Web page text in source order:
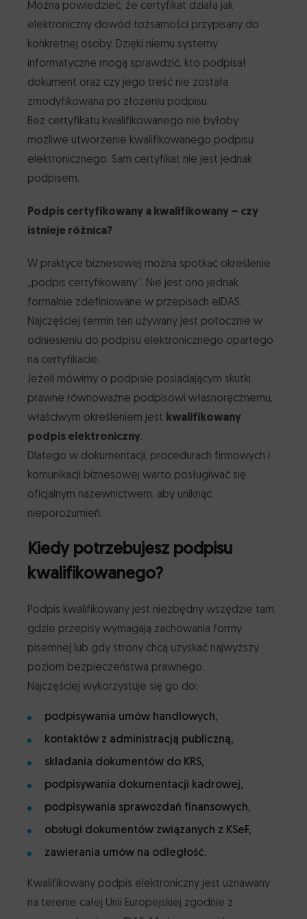
Można powiedzieć, że certyfikat działa jak
elektroniczny dowód tożsamości przypisany do
konkretnej osoby. Dzięki niemu systemy
informatyczne mogą sprawdzić, kto podpisał
dokument oraz czy jego treść nie została
zmodyfikowana po złożeniu podpisu.
Bez certyfikatu kwalifikowanego nie byłoby
możliwe utworzenie kwalifikowanego podpisu
elektronicznego. Sam certyfikat nie jest jednak
podpisem.
Podpis certyfikowany a kwalifikowany – czy
istnieje różnica?
W praktyce biznesowej można spotkać określenie
„podpis certyfikowany”. Nie jest ono jednak
formalnie zdefiniowane w przepisach eIDAS.
Najczęściej termin ten używany jest potocznie w
odniesieniu do podpisu elektronicznego opartego
na certyfikacie.
Jeżeli mówimy o podpisie posiadającym skutki
prawne równoważne podpisowi własnoręcznemu,
właściwym określeniem jest kwalifikowany
podpis elektroniczny.
Dlatego w dokumentacji, procedurach firmowych i
komunikacji biznesowej warto posługiwać się
oficjalnym nazewnictwem, aby uniknąć
nieporozumień.
Kiedy potrzebujesz podpisu
kwalifikowanego?
Podpis kwalifikowany jest niezbędny wszędzie tam,
gdzie przepisy wymagają zachowania formy
pisemnej lub gdy strony chcą uzyskać najwyższy
poziom bezpieczeństwa prawnego.
Najczęściej wykorzystuje się go do:
podpisywania umów handlowych,
kontaktów z administracją publiczną,
składania dokumentów do KRS,
podpisywania dokumentacji kadrowej,
podpisywania sprawozdań finansowych,
obsługi dokumentów związanych z KSeF,
zawierania umów na odległość.
Kwalifikowany podpis elektroniczny jest uznawany
na terenie całej Unii Europejskiej zgodnie z